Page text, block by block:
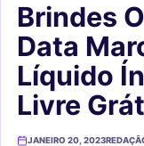
Brindes
Data
Líquido
Livre
JANEIRO 20, 2023